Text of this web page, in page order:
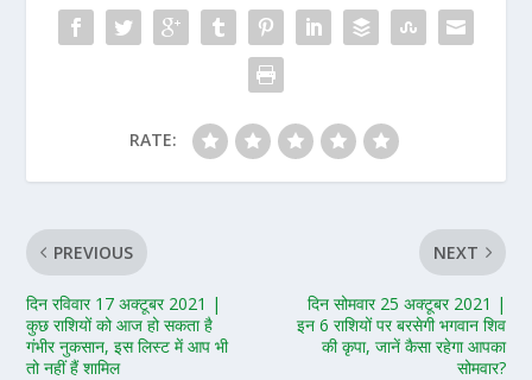
RATE:
PREVIOUS
दिन रविवार 17 अक्टूबर 2021 |
कुछ राशियों को आज हो सकता है
गंभीर नुकसान, इस लिस्ट में आप भी
तो नहीं हैं शामिल
NEXT
दिन सोमवार 25 अक्टूबर 2021 |
इन 6 राशियों पर बरसेगी भगवान शिव
की कृपा, जानें कैसा रहेगा आपका
सोमवार?